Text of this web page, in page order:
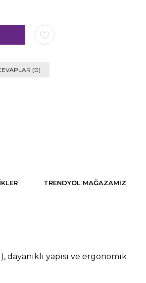
(0)
TRENDYOL MAĞAZAMIZ
yapısı ve ergonomik